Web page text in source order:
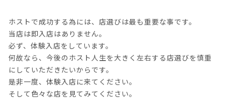
ホストで成功する為には、店選びは最も重要な事です。
当店は即入店はありません。
必ず、体験入店をしています。
何故なら、今後のホスト人生を大きく左右する店選びを慎重
にしていただきたいからです。
是非一度、体験入店に来てください。
そして色々な店を見てみてください。